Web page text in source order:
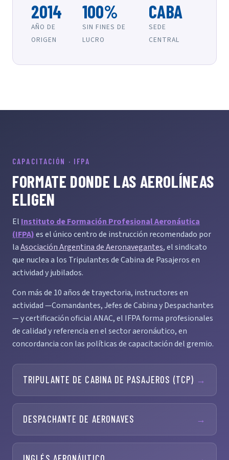
2014
AÑO DE
ORIGEN
100%
SIN FINES DE
LUCRO
CABA
SEDE
CENTRAL
CAPACITACIÓN · IFPA
FORMATE DONDE LAS AEROLÍNEAS
ELIGEN
El Instituto de Formación Profesional Aeronáutica
(IFPA)es el único centro de instrucción recomendado por
laAsociación Argentina de Aeronavegantes, el sindicato
que nuclea a los Tripulantes de Cabina de Pasajeros en
actividad y jubilados.
Con más de 10 años de trayectoria, instructores en
actividad —Comandantes, Jefes de Cabina y Despachantes
— y certificación oficial ANAC, el IFPA forma profesionales
de calidad y referencia en el sector aeronáutico, en
concordancia con las políticas de capacitación del gremio.
TRIPULANTE DE CABINA DE PASAJEROS (TCP) →
DESPACHANTE DE AERONAVES →